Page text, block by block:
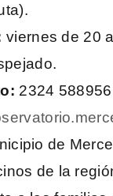
viernes de 20
2324 588956
de
de la